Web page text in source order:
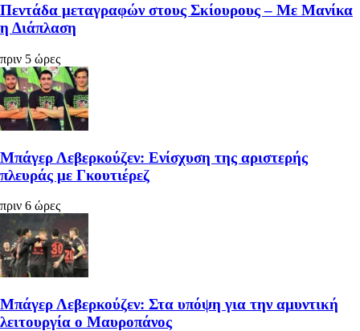
Πεντάδα μεταγραφών στους Σκίουρους – Με Μανίκα
η Διάπλαση
πριν 5 ώρες
Μπάγερ Λεβερκούζεν: Ενίσχυση της αριστερής
πλευράς με Γκουτιέρεζ
πριν 6 ώρες
Μπάγερ Λεβερκούζεν: Στα υπόψη για την αμυντική
λειτουργία ο Μαυροπάνος